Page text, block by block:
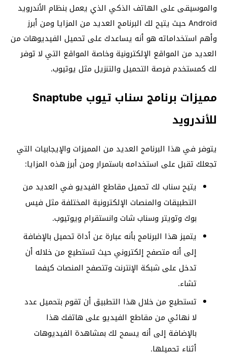
والموسيقى على الهاتف الذكي الذي يعمل بنظام الأندرويد
Android حيث يتيح لك البرنامج العديد من المزايا ومن أبرز
وأهم استخداماته هو أنه يساعدك على تحميل الفيديوهات من
العديد من المواقع الإلكترونية وخاصة المواقع التي لا توفر
لك كمستخدم فرصة التحميل والتنزيل مثل يوتيوب.
مميزات برنامج سناب تيوب Snaptube
للأندرويد
يتوفر في هذا البرنامج العديد من المميزات والإيجابيات التي
تجعلك تقبل على استخدامه باستمرار ومن أبرز هذه المزايا:
يتيح سناب لك تحميل مقاطع الفيديو في العديد من
التطبيقات والمنصات الإلكترونية المختلفة مثل فيس
بوك وتويتر وسناب شات وانستقرام ويوتيوب.
يتميز هذا البرنامج بأنه عبارة عن أداة تحميل بالإضافة
إلى أنه متصفح إلكتروني حيث تستطيع من خلاله أن
تدخل على شبكة الإنترنت وتتصفح المنصات كيفما
تشاء.
تستطيع من خلال هذا التطبيق أن تقوم بتحميل عدد
لا نهائي من مقاطع الفيديو على هاتفك هذا
بالإضافة إلى أنه يسمح لك بمشاهدة الفيديوهات
أثناء تحميلها.